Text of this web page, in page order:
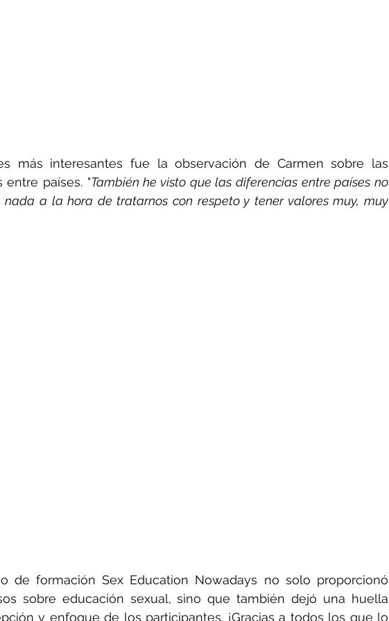
más interesantes fue la observación de Carmen sobre las
entre países. "También he visto que las diferencias entre países no
a la hora de tratarnos con respeto y tener valores muy, muy
de formación Sex Education Nowadays no solo proporcionó
sobre educación sexual, sino que también dejó una huella
y enfoque de los participantes. ¡Gracias a todos los que lo